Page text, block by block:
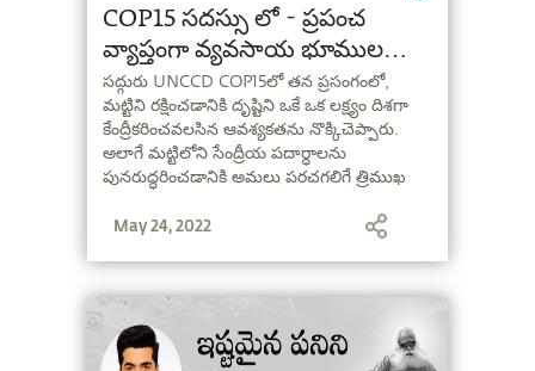
COP15 సదస్సు లో - ప్రపంచ
వ్యాప్తంగా వ్యవసాయ భూముల
క్షీణతకు, మట్టిని రక్షించు ఉద్యమం
ప్రతిపాదించిన పరిష్కారం
సద్గురు UNCCD COP15లో తన ప్రసంగంలో,
మట్టిని రక్షించడానికి దృష్టిని ఒకే ఒక లక్ష్యం దిశగా
కేంద్రీకరించవలసిన ఆవశ్యకతను నొక్కిచెప్పారు.
అలాగే మట్టిలోని సేంద్రీయ పదార్ధాలను
పునరుద్ధరించడానికి అమలు పరచగలిగే త్రిముఖ
సారాంశం ఇక్కడ చూడవచ్చు.
May 24, 2022